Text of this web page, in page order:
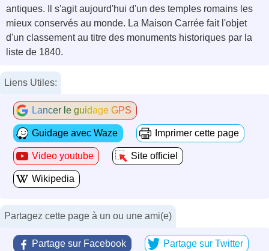
antiques. Il s'agit aujourd'hui d'un des temples romains les
mieux conservés au monde. La Maison Carrée fait l'objet
d'un classement au titre des monuments historiques par la
liste de 1840.
Liens Utiles:
Lancer le guidage GPS
Guidage avec Waze Imprimer cette page
Video youtube Site officiel
Wikipedia
Partagez cette page à un ou une ami(e)
Partage sur Facebook Partage sur Twitter